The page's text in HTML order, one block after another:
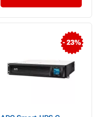
- 23%